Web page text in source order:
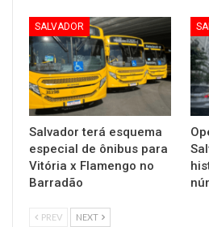
SALVADOR
Salvador terá esquema
especial de ônibus para
Vitória x Flamengo no
Barradão
PREV NEXT